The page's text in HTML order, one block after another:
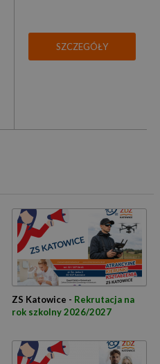
SZCZEGÓŁY
ZS Katowice - Rekrutacja na
rok szkolny 2026/2027